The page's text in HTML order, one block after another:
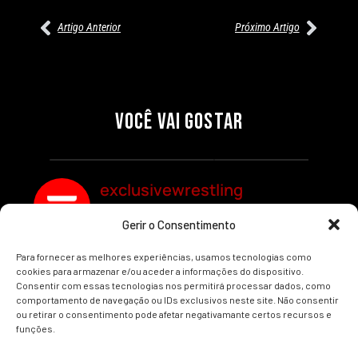
Gerir o Consentimento
Para fornecer as melhores experiências, usamos tecnologias como
cookies para armazenar e/ou aceder a informações do dispositivo.
Consentir com essas tecnologias nos permitirá processar dados, como
comportamento de navegação ou IDs exclusivos neste site. Não consentir
ou retirar o consentimento pode afetar negativamante certos recursos e
funções.
Artigo Anterior Próximo Artigo
VOCÊ VAI GOSTAR
SEGMENTOS A NÃO PERDER
Por exclusivewrestling
MUNDIAL FEMININO NA AEW
REDEMPTION
Por exclusivewrestling
exclusivewrestling
Ver mais Artigos